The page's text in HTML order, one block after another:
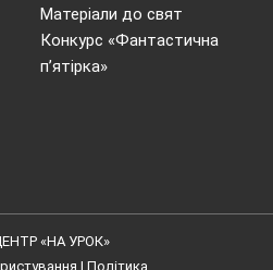
Матеріали до свят
Конкурс «Фантастична
п’ятірка»
«НА УРОК»
| Політика